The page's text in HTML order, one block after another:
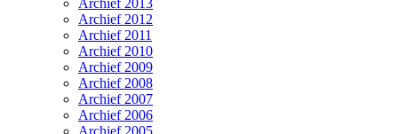
Archief 2013
Archief 2012
Archief 2011
Archief 2010
Archief 2009
Archief 2008
Archief 2007
Archief 2006
Archief 2005